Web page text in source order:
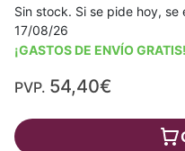
Sin stock. Si se pide hoy,
17/08/26
¡GASTOS DE ENVÍO GRATIS!
PVP. 54,40€